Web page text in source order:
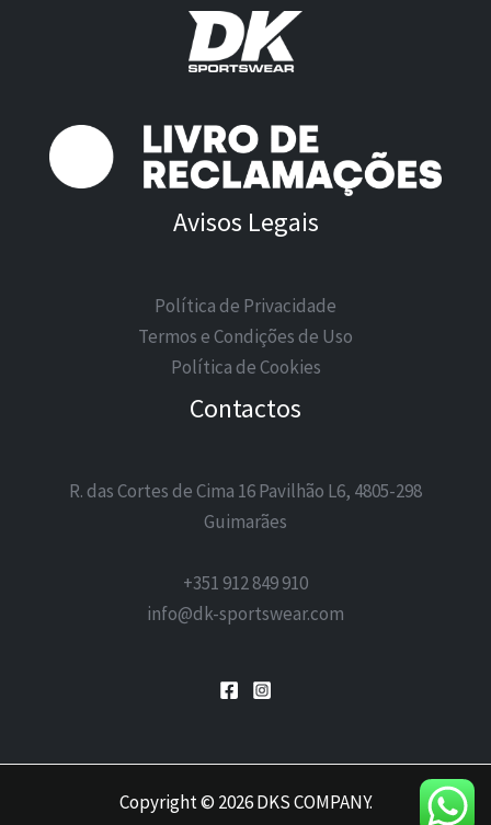
Avisos Legais
Política de Privacidade
Termos e Condições de Uso
Política de Cookies
Contactos
R. das Cortes de Cima 16 Pavilhão L6, 4805-298
Guimarães
+351 912 849 910
info@dk-sportswear.com
Copyright © 2026 DKS COMPANY.